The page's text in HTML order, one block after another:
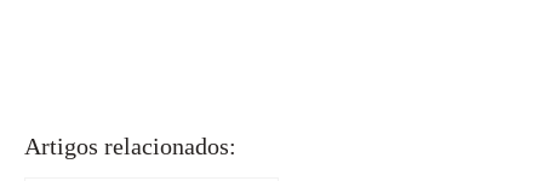
Artigos relacionados: